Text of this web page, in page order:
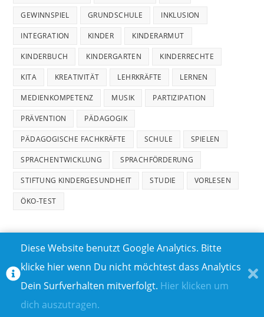
GEWINNSPIEL GRUNDSCHULE INKLUSION
INTEGRATION KINDER KINDERARMUT
KINDERBUCH KINDERGARTEN KINDERRECHTE
KITA KREATIVITÄT LEHRKRÄFTE LERNEN
MEDIENKOMPETENZ MUSIK PARTIZIPATION
PRÄVENTION PÄDAGOGIK
PÄDAGOGISCHE FACHKRÄFTE SCHULE SPIELEN
SPRACHENTWICKLUNG SPRACHFÖRDERUNG
STIFTUNG KINDERGESUNDHEIT STUDIE VORLESEN
ÖKO-TEST
TEILNAHMEBEDINGUNGEN FÜR GEWINNSPIELE
IMPRESSUM
ÜBER UNS I
Diese Website benutzt Google Analytics. Bitte
klicke hier wenn Du nicht möchtest dass Analytics
Dein Surfverhalten mitverfolgt. Hier klicken um
dich auszutragen.